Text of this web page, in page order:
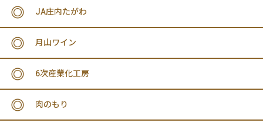
JA庄内たがわ
月山ワイン
6次産業化工房
肉のもり